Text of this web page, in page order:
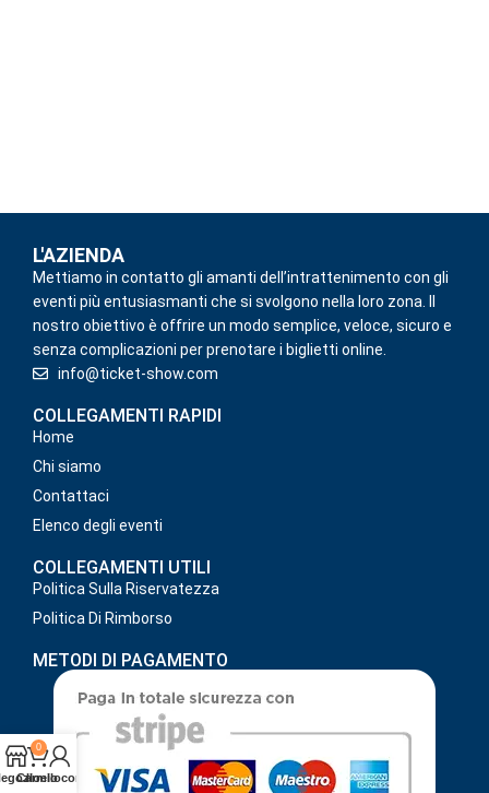
L'AZIENDA
Mettiamo in contatto gli amanti dell’intrattenimento con gli
eventi più entusiasmanti che si svolgono nella loro zona. Il
nostro obiettivo è offrire un modo semplice, veloce, sicuro e
senza complicazioni per prenotare i biglietti online.
info@ticket-show.com
COLLEGAMENTI RAPIDI
Home
Chi siamo
Contattaci
Elenco degli eventi
COLLEGAMENTI UTILI
Politica Sulla Riservatezza
Politica Di Rimborso
METODI DI PAGAMENTO
0
Carrello
Il mio conto